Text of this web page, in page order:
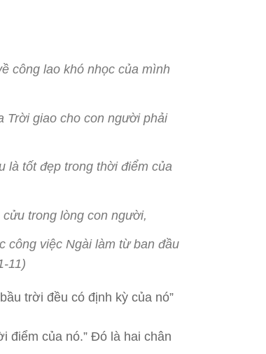
công lao khó nhọc của mình
Trời giao cho con người phải
là tốt đẹp trong thời điểm của
trong lòng con người,
công việc Ngài làm từ ban đầu
11)
trời đều có định kỳ của nó”
điểm của nó.” Đó là hai chân